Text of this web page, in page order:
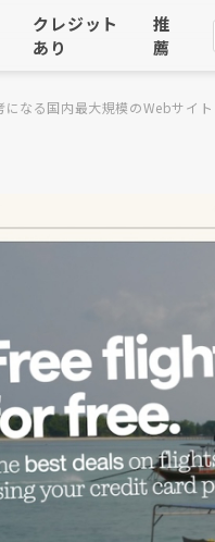
クレジット
あり
推
薦
なる国内最大規模のWebサイ